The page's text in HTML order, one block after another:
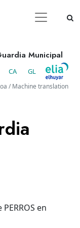
Municipal
CA GL
/ Machine translation
en